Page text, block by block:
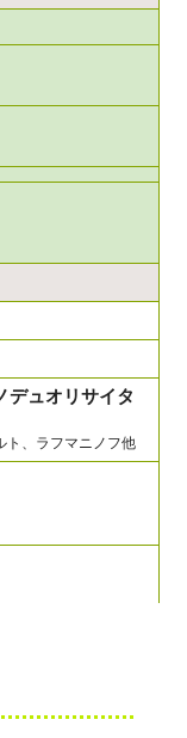
デュオリサイタ
ト、ラフマニノフ他